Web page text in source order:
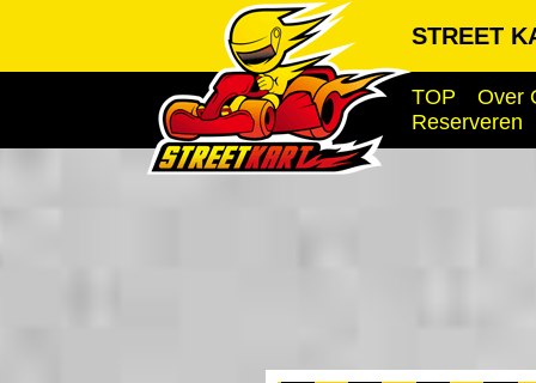
STREET
TOP
Over
Reserveren